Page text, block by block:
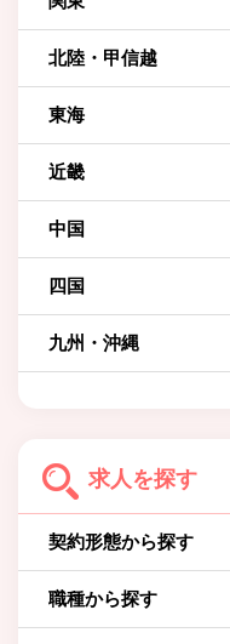
北陸・甲信越
東海
近畿
中国
四国
九州・沖縄
求人を探す
契約形態から探す
職種から探す